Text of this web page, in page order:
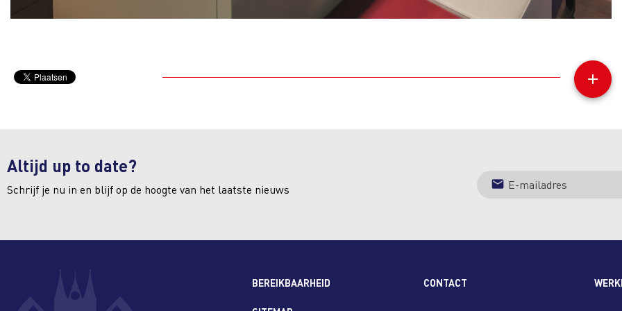
add
Altijd up to date?
Schrijf je nu in en blijf op de hoogte van het laatste nieuws
BEREIKBAARHEID CONTACT